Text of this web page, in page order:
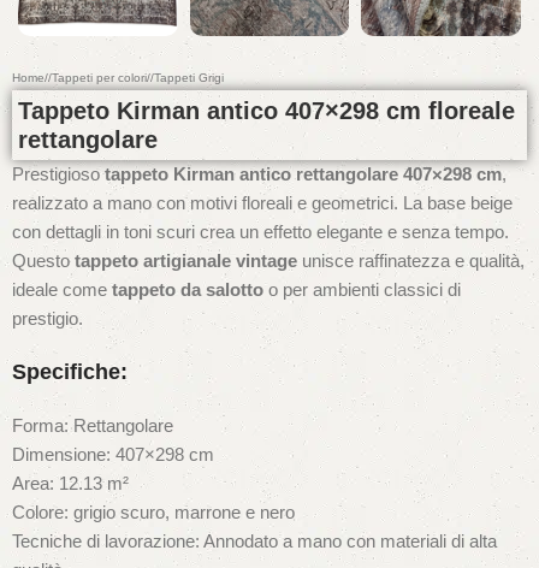
Home/ Tappeti per colori/ Tappeti Grigi
Tappeto Kirman antico 407×298 cm floreale
rettangolare
Prestigiosotappeto Kirman antico rettangolare 407×298 cm,
realizzato a mano con motivi floreali e geometrici. La base beige
con dettagli in toni scuri crea un effetto elegante e senza tempo.
Questotappeto artigianale vintage unisce raffinatezza e qualità,
ideale cometappeto da salottoo per ambienti classici di
prestigio.
Specifiche:
Forma: Rettangolare
Dimensione: 407×298 cm
Area: 12.13 m²
Colore: grigio scuro, marrone e nero
Tecniche di lavorazione: Annodato a mano con materiali di alta